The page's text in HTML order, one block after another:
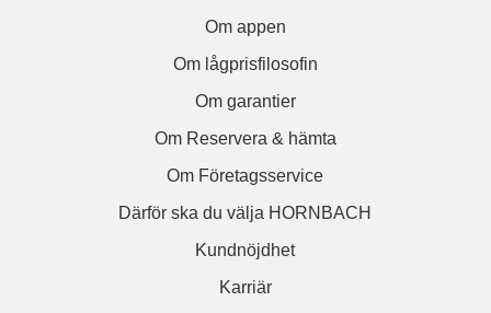
Om appen
Om lågprisfilosofin
Om garantier
Om Reservera & hämta
Om Företagsservice
Därför ska du välja HORNBACH
Kundnöjdhet
Karriär